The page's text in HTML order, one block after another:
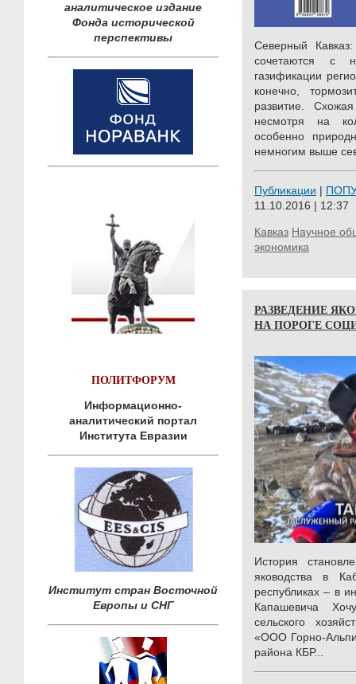
аналитическое издание
Фонда исторической
перспективы
ПОЛИТФОРУМ
Информационно-
аналитический портал
Института Евразии
Институт стран Восточной
Европы и СНГ
Северный
сочетаются с
газификации
конечно,
развитие.
несмотря на
особенно
немногим выше
Публикации |
11.10.2016 | 12:37
Кавказ Научное
экономика
РАЗВЕДЕНИЕ
НА ПОРОГЕ
История
яководства в
республиках – в
Капашевича
сельского
«ООО Горно-
района КБР...